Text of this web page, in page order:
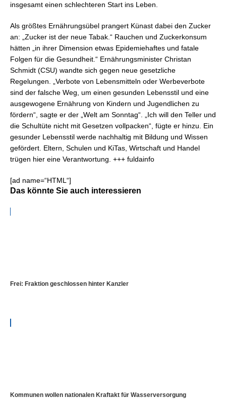
insgesamt einen schlechteren Start ins Leben.
Als größtes Ernährungsübel prangert Künast dabei den Zucker
an: „Zucker ist der neue Tabak.“ Rauchen und Zuckerkonsum
hätten „in ihrer Dimension etwas Epidemiehaftes und fatale
Folgen für die Gesundheit.“ Ernährungsminister Christan
Schmidt (CSU) wandte sich gegen neue gesetzliche
Regelungen. „Verbote von Lebensmitteln oder Werbeverbote
sind der falsche Weg, um einen gesunden Lebensstil und eine
ausgewogene Ernährung von Kindern und Jugendlichen zu
fördern“, sagte er der „Welt am Sonntag“. „Ich will den Teller und
die Schultüte nicht mit Gesetzen vollpacken“, fügte er hinzu. Ein
gesunder Lebensstil werde nachhaltig mit Bildung und Wissen
gefördert. Eltern, Schulen und KiTas, Wirtschaft und Handel
trügen hier eine Verantwortung. +++ fuldainfo
[ad name=“HTML“]
Das könnte Sie auch interessieren
Frei: Fraktion geschlossen hinter Kanzler
Kommunen wollen nationalen Kraftakt für Wasserversorgung